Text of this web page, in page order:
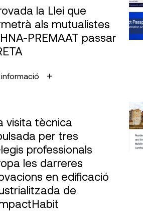
la Llei que
als mutualistes
PREMAAT passar
visita tècnica
per tres
professionals
les darreres
en edificació
de